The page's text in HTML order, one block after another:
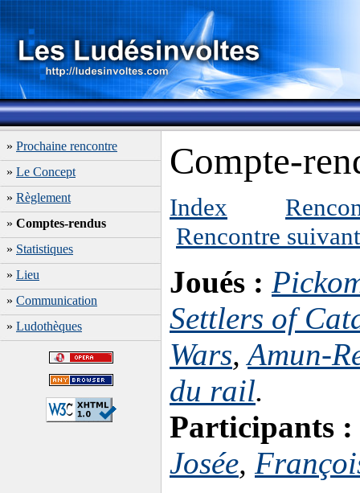
» Prochaine rencontre
» Le Concept
» Règlement
» Comptes-rendus
» Statistiques
» Lieu
» Communication
» Ludothèques
Compte-
Index
Rencontre
Joués :
Settlers of
Wars,Amun-
du rail.
Participants :
Josée,